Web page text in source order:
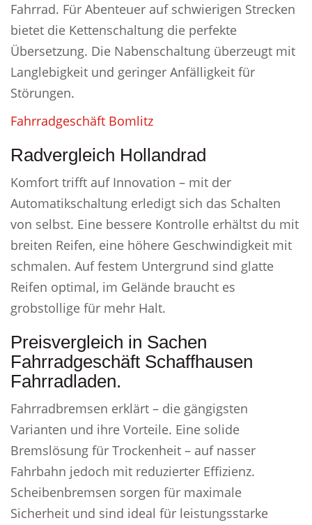
Fahrrad. Für Abenteuer auf schwierigen Strecken
bietet die Kettenschaltung die perfekte
Übersetzung. Die Nabenschaltung überzeugt mit
Langlebigkeit und geringer Anfälligkeit für
Störungen.
Fahrradgeschäft Bomlitz
Radvergleich Hollandrad
Komfort trifft auf Innovation – mit der
Automatikschaltung erledigt sich das Schalten
von selbst. Eine bessere Kontrolle erhältst du mit
breiten Reifen, eine höhere Geschwindigkeit mit
schmalen. Auf festem Untergrund sind glatte
Reifen optimal, im Gelände braucht es
grobstollige für mehr Halt.
Preisvergleich in Sachen
Fahrradgeschäft Schaffhausen
Fahrradladen.
Fahrradbremsen erklärt – die gängigsten
Varianten und ihre Vorteile. Eine solide
Bremslösung für Trockenheit – auf nasser
Fahrbahn jedoch mit reduzierter Effizienz.
Scheibenbremsen sorgen für maximale
Sicherheit und sind ideal für leistungsstarke